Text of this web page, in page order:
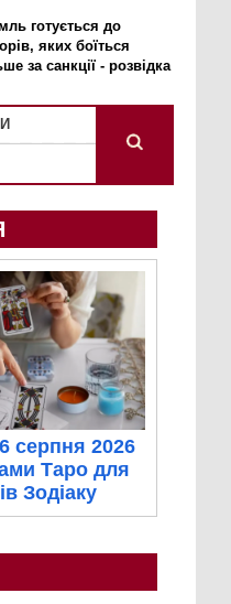
готується до
яких боїться
за санкції - розвідка
серпня 2026
Таро для
Зодіаку